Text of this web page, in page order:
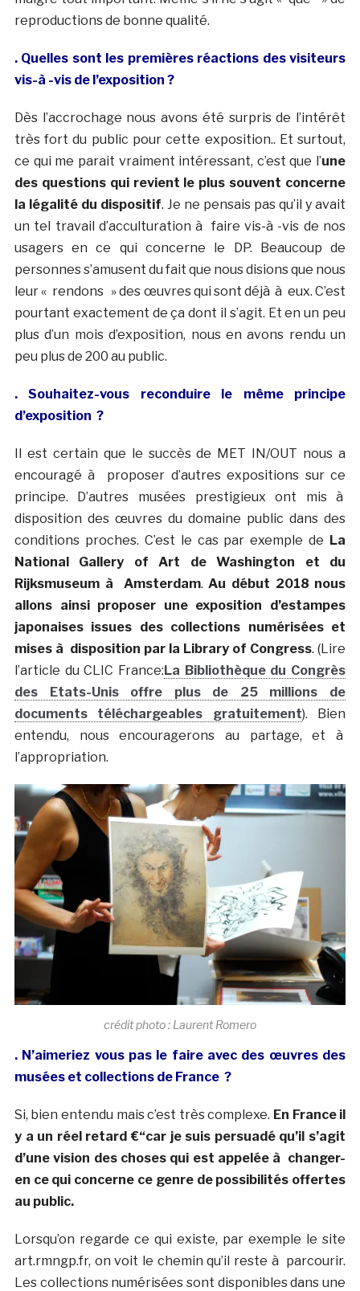
reproductions de bonne qualité.
. Quelles sont les premières réactions des visiteurs
vis-à -vis de l’exposition ?
Dès l’accrochage nous avons été surpris de l’intérêt
très fort du public pour cette exposition.. Et surtout,
ce qui me parait vraiment intéressant, c’est que l’une
des questions qui revient le plus souvent concerne
la légalité du dispositif. Je ne pensais pas qu’il y avait
un tel travail d’acculturation à faire vis-à -vis de nos
usagers en ce qui concerne le DP. Beaucoup de
personnes s’amusent du fait que nous disions que nous
leur « rendons » des œuvres qui sont déjà à eux. C’est
pourtant exactement de ça dont il s’agit. Et en un peu
plus d’un mois d’exposition, nous en avons rendu un
peu plus de 200 au public.
. Souhaitez-vous reconduire le même principe
d’exposition ?
Il est certain que le succès de MET IN/OUT nous a
encouragé à proposer d’autres expositions sur ce
principe. D’autres musées prestigieux ont mis à
disposition des œuvres du domaine public dans des
conditions proches. C’est le cas par exemple de La
National Gallery of Art de Washington et du
Rijksmuseum à Amsterdam. Au début 2018 nous
allons ainsi proposer une exposition d’estampes
japonaises issues des collections numérisées et
mises à disposition par la Library of Congress. (Lire
l’article du CLIC France:La Bibliothèque du Congrès
des Etats-Unis offre plus de 25 millions de
documents téléchargeables gratuitement). Bien
entendu, nous encouragerons au partage, et à
l’appropriation.
crédit photo : Laurent Romero
. N’aimeriez vous pas le faire avec des œuvres des
musées et collections de France ?
Si, bien entendu mais c’est très complexe. En France il
y a un réel retard €“car je suis persuadé qu’il s’agit
d’une vision des choses qui est appelée à changer-
en ce qui concerne ce genre de possibilités offertes
au public.
Lorsqu’on regarde ce qui existe, par exemple le site
art.rmngp.fr, on voit le chemin qu’il reste à parcourir.
Les collections numérisées sont disponibles dans une